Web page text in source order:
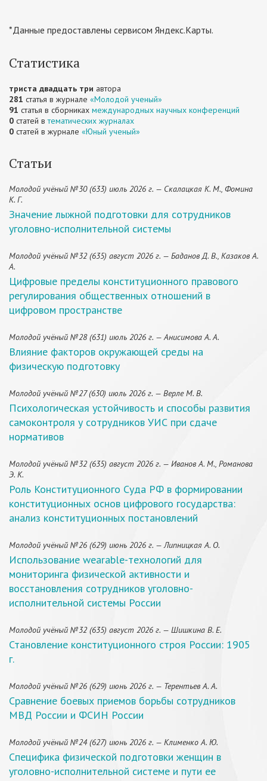
*Данные предоставлены сервисом Яндекс.Карты.
Статистика
триста двадцать три автора
281 статья в журнале «Молодой ученый»
91 статья в сборниках международных научных конференций
0 статей втематических журналах
0 статей в журнале «Юный ученый»
Статьи
Молодой учёный №30 (633) июль 2026 г. — Скалацкая К. М., Фомина
К. Г.
Значение лыжной подготовки для сотрудников
уголовно-исполнительной системы
Молодой учёный №32 (635) август 2026 г. — Баданов Д. В., Казаков А.
А.
Цифровые пределы конституционного правового
регулирования общественных отношений в
цифровом пространстве
Молодой учёный №28 (631) июль 2026 г. — Анисимова А. А.
Влияние факторов окружающей среды на
физическую подготовку
Молодой учёный №27 (630) июль 2026 г. — Верле М. В.
Психологическая устойчивость и способы развития
самоконтроля у сотрудников УИС при сдаче
нормативов
Молодой учёный №32 (635) август 2026 г. — Иванов А. М., Романова
Э. К.
Роль Конституционного Суда РФ в формировании
конституционных основ цифрового государства:
анализ конституционных постановлений
Молодой учёный №26 (629) июнь 2026 г. — Липницкая А. О.
Использование wearable-технологий для
мониторинга физической активности и
восстановления сотрудников уголовно-
исполнительной системы России
Молодой учёный №32 (635) август 2026 г. — Шишкина В. Е.
Становление конституционного строя России: 1905
г.
Молодой учёный №26 (629) июнь 2026 г. — Терентьев А. А.
Сравнение боевых приемов борьбы сотрудников
МВД России и ФСИН России
Молодой учёный №24 (627) июнь 2026 г. — Клименко А. Ю.
Специфика физической подготовки женщин в
уголовно-исполнительной системе и пути ее